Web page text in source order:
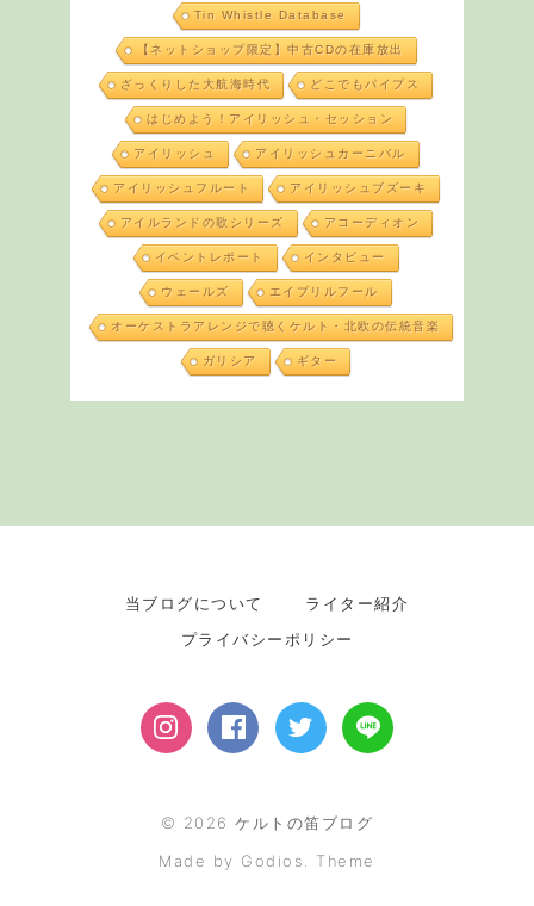
Tin Whistle Database
【ネットショップ限定】中古CDの在庫放出
ざっくりした大航海時代 どこでもパイプス
はじめよう！アイリッシュ・セッション
アイリッシュ アイリッシュカーニバル
アイリッシュフルート アイリッシュブズーキ
アイルランドの歌シリーズ アコーディオン
イベントレポート インタビュー
ウェールズ エイプリルフール
オーケストラアレンジで聴くケルト・北欧の伝統音楽
ガリシア ギター
当ブログについて
ライター紹介
プライバシーポリシー
© 2026 ケルトの笛ブログ
Made by Godios. Theme